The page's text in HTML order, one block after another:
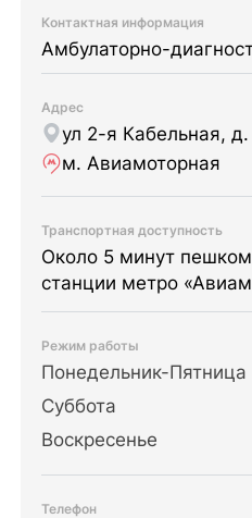
Контактная информация
Амбулаторно-
Адрес
ул 2-я Кабельная,
м. Авиамоторная
Транспортная доступность
Около 5 минут
станции метро
Режим работы
Понедельник-Пятница
Суббота
Воскресенье
Телефон